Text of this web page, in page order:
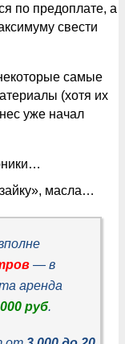
по предоплате, а
свести
самые
(хотя их
уже начал
масла…
— в
аренда
руб.